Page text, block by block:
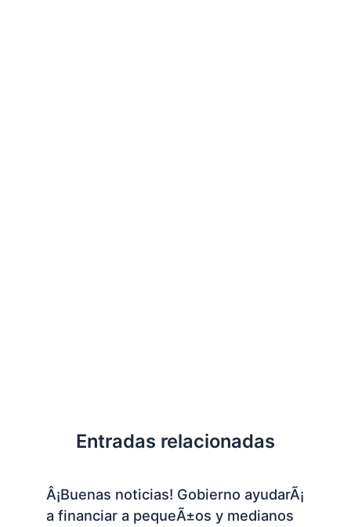
Entradas relacionadas
Â¡Buenas noticias! Gobierno ayudarÃ¡
a financiar a pequeÃ±os y medianos